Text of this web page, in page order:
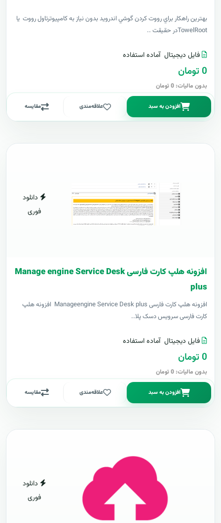
بهترين راهکار براي رووت کردن گوشي اندرويد بدون نياز به کامپيوترتاول رووت يا
TowelRootدر حقيقت ..
فایل دیجیتال آماده استفاده
0 تومان
بدون مالیات: 0 تومان
افزودن به سبد علاقه‌مندی مقایسه
دانلود
فوری
افزونه هلپ کارت فارسی Manage engine Service Desk
plus
افزونه هلپ کارت فارسی Manageengine Service Desk plus افزونه هلپ
کارت فارسی سرویس دسک پلا..
فایل دیجیتال آماده استفاده
0 تومان
بدون مالیات: 0 تومان
افزودن به سبد علاقه‌مندی مقایسه
دانلود
فوری